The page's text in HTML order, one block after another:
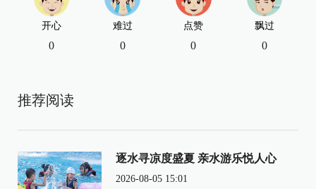
开心
0
难过
0
点赞
0
飘过
0
推荐阅读
逐水寻凉度盛夏 亲水游乐悦人心
2026-08-05 15:01